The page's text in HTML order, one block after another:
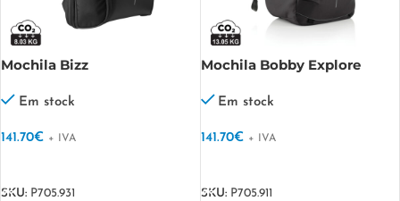
Mochila Bizz
Em stock
141.70€ + IVA
SKU: P705.931
Mochila Bobby Explore
Em stock
141.70€ + IVA
SKU: P705.911